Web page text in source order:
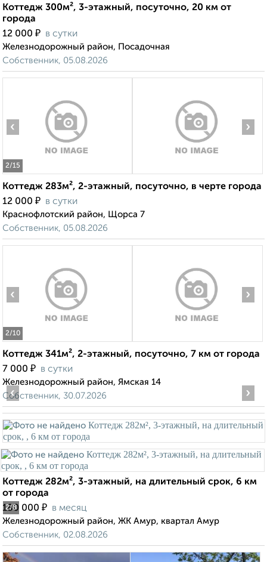
Коттедж 300м², 3-этажный, посуточно, 20 км от
города
12 000 ₽ в сутки
Железнодорожный район, Посадочная
Собственник, 05.08.2026
2/15
‹ ›
Коттедж 283м², 2-этажный, посуточно, в черте города
12 000 ₽ в сутки
Краснофлотский район, Щорса 7
Собственник, 05.08.2026
2/10
‹ ›
Коттедж 341м², 2-этажный, посуточно, 7 км от города
7 000 ₽ в сутки
Железнодорожный район, Ямская 14
Собственник, 30.07.2026
2/8
‹ ›
Коттедж 282м², 3-этажный, на длительный срок, 6 км
от города
180 000 ₽ в месяц
Железнодорожный район, ЖК Амур, квартал Амур
Собственник, 02.08.2026